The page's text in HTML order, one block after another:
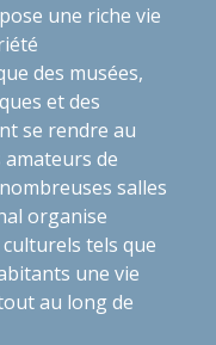
une riche vie
des musées,
et des
se rendre au
amateurs de
salles
organise
tels que
une vie
au long de